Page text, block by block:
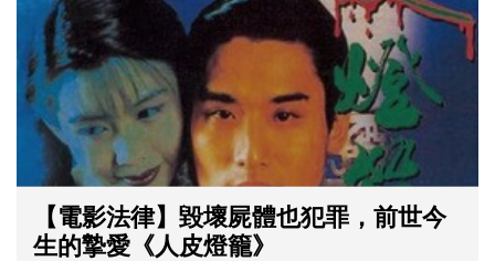
【電影法律】毀壞屍體也犯罪，前世今
生的摯愛《人皮燈籠》